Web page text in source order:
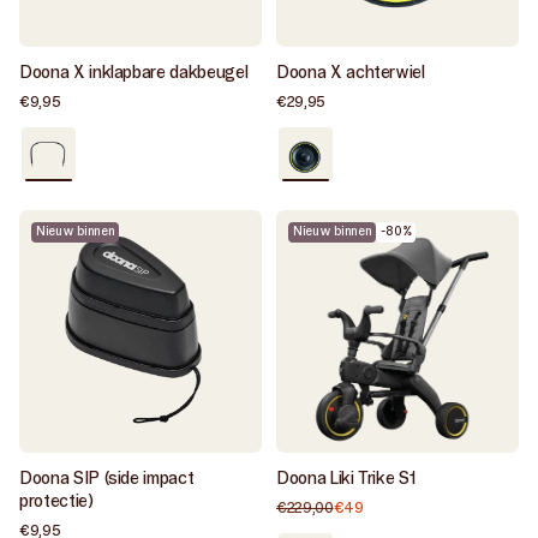
Doona X inklapbare dakbeugel
Normale
€9,95
Als
nieuw
Doona X achterwiel
Normale
€29,95
Zeer
goed
Black
Nieuw binnen
Doona SIP (side impact
protectie)
Normale
€9,95
Nieuw binnen -80%
Doona Liki Trike S1
€49
Normale
€229,00